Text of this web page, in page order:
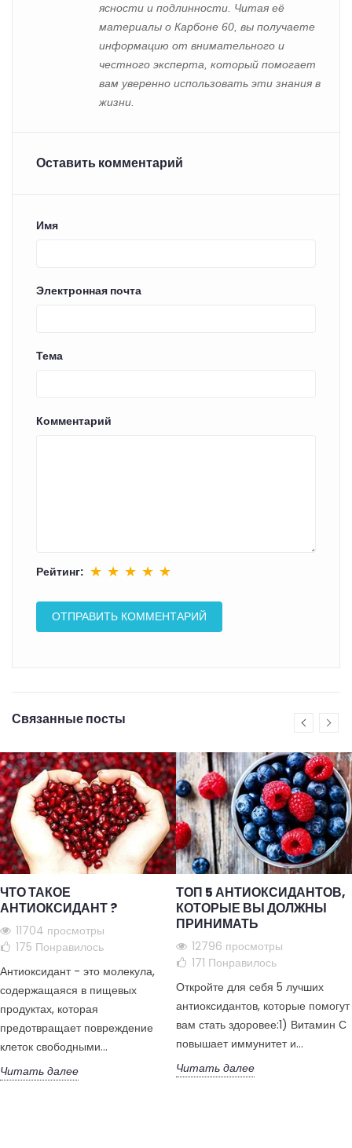
ясности и подлинности. Читая её
материалы о Карбоне 60, вы получаете
информацию от внимательного и
честного эксперта, который помогает
вам уверенно использовать эти знания в
жизни.
Оставить комментарий
Имя
Электронная почта
Тема
Комментарий
Рейтинг: ★ ★ ★ ★ ★
Связанные посты
ЧТО ТАКОЕ
АНТИОКСИДАНТ ?
11704 просмотры
175 Понравилось
Антиоксидант - это молекула,
содержащаяся в пищевых
продуктах, которая
предотвращает повреждение
клеток свободными...
Читать далее
ТОП 5 АНТИОКСИДАНТОВ,
КОТОРЫЕ ВЫ ДОЛЖНЫ
ПРИНИМАТЬ
12796 просмотры
171 Понравилось
Откройте для себя 5 лучших
антиоксидантов, которые помогут
вам стать здоровее:1) Витамин С
повышает иммунитет и...
Читать далее